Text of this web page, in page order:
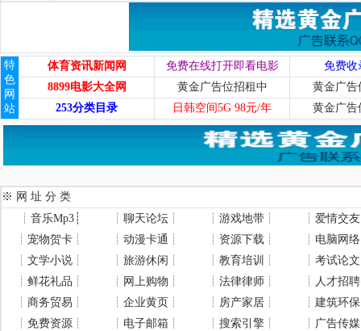
特
色
网
站
体育资讯新闻网 免费在线打开即看电影
免费收
8899电影大全网
黄金广告位招租中
黄金广告
253分类目录
日韩空间5G 98元/年 黄金广告
※ 网 址 分 类
┊ 音乐Mp3 ┊ ┊ 聊天论坛 ┊ ┊ 游戏地带 ┊ ┊ 爱情交友
┊ 宠物贺卡 ┊ ┊ 动漫卡通 ┊ ┊ 资源下载 ┊ ┊ 电脑网络
┊ 文学小说 ┊ ┊ 旅游休闲 ┊ ┊ 教育培训 ┊ ┊ 考试论文
┊ 鲜花礼品 ┊ ┊ 网上购物 ┊ ┊ 法律律师 ┊ ┊ 人才招聘
┊ 商务贸易 ┊ ┊ 企业黄页 ┊ ┊ 房产家居 ┊ ┊ 建筑环保
┊ 免费资源 ┊ ┊ 电子邮箱 ┊ ┊ 搜索引擎 ┊ ┊ 广告传媒